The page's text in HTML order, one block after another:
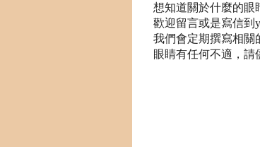
想知道關於什麼的眼
歡迎留言或是寫信到
我們會定期撰寫相關
眼睛有任何不適，請